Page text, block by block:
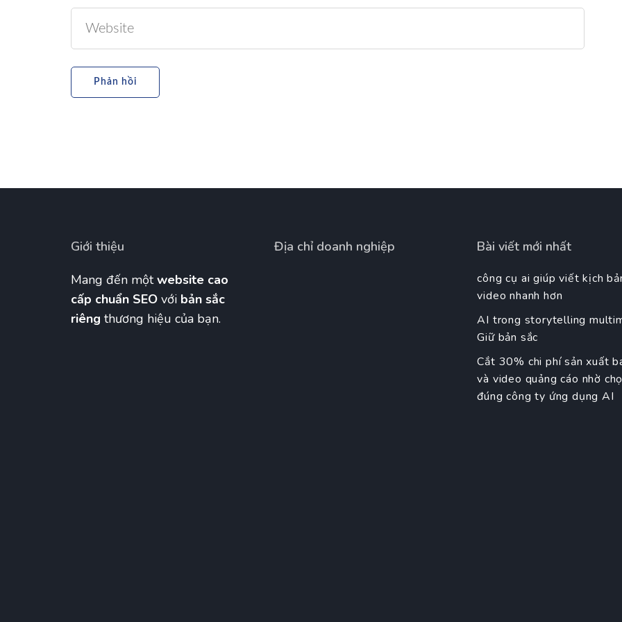
Giới thiệu
Mang đến mộtwebsite cao
cấp chuẩn SEO với bản sắc
riêng thương hiệu của bạn.
Địa chỉ doanh nghiệp Bài viết mới nhất
công cụ ai giúp viết kịch
video nhanh hơn
AI trong storytelling
Giữ bản sắc
Cắt 30% chi phí sản xuất
và video quảng cáo nhờ
đúng công ty ứng dụng AI